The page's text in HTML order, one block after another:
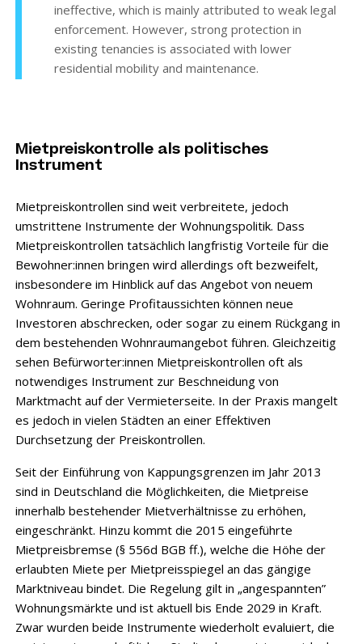
ineffective, which is mainly attributed to weak legal
enforcement. However, strong protection in
existing tenancies is associated with lower
residential mobility and maintenance.
Mietpreiskontrolle als politisches
Instrument
Mietpreiskontrollen sind weit verbreitete, jedoch
umstrittene Instrumente der Wohnungspolitik. Dass
Mietpreiskontrollen tatsächlich langfristig Vorteile für die
Bewohner:innen bringen wird allerdings oft bezweifelt,
insbesondere im Hinblick auf das Angebot von neuem
Wohnraum. Geringe Profitaussichten können neue
Investoren abschrecken, oder sogar zu einem Rückgang in
dem bestehenden Wohnraumangebot führen. Gleichzeitig
sehen Befürworter:innen Mietpreiskontrollen oft als
notwendiges Instrument zur Beschneidung von
Marktmacht auf der Vermieterseite. In der Praxis mangelt
es jedoch in vielen Städten an einer Effektiven
Durchsetzung der Preiskontrollen.
Seit der Einführung von Kappungsgrenzen im Jahr 2013
sind in Deutschland die Möglichkeiten, die Mietpreise
innerhalb bestehender Mietverhältnisse zu erhöhen,
eingeschränkt. Hinzu kommt die 2015 eingeführte
Mietpreisbremse (§ 556d BGB ff.), welche die Höhe der
erlaubten Miete per Mietpreisspiegel an das gängige
Marktniveau bindet. Die Regelung gilt in „angespannten”
Wohnungsmärkte und ist aktuell bis Ende 2029 in Kraft.
Zwar wurden beide Instrumente wiederholt evaluiert, die